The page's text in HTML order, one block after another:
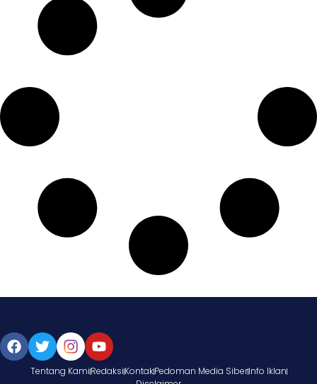
Tentang KamiRedaksiKontakPedoman Media SiberInfo Iklan